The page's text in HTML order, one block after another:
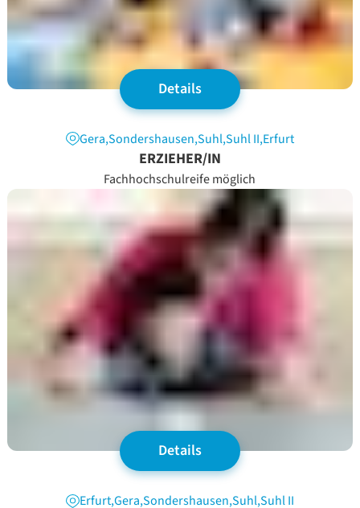
Details
Gera,Sondershausen,Suhl,Suhl II,Erfurt
ERZIEHER/IN
Fachhochschulreife möglich
Details
Erfurt,Gera,Sondershausen,Suhl,Suhl II